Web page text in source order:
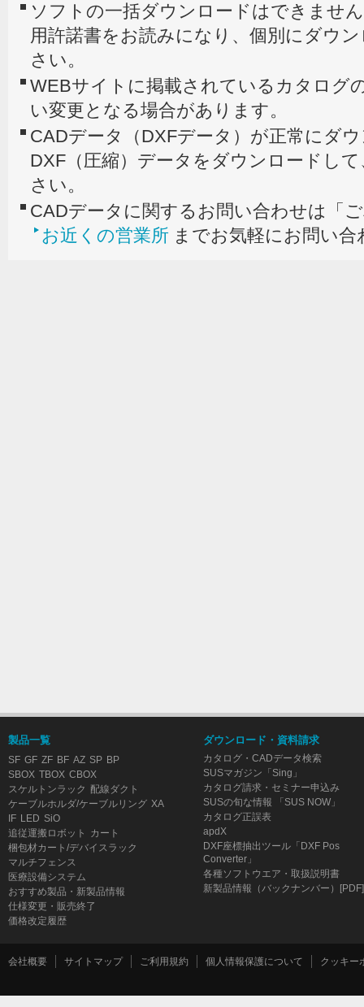
ソフトの一括ダウンロードはできませ
用許諾書をお読みになり、個別にダウ
さい。
WEBサイトに掲載されているカタログ
い変更となる場合があります。
CADデータ（DXFデータ）が正常にダ
DXF（圧縮）データをダウンロードし
さい。
CADデータに関するお問い合わせは「
お近くの営業所 までお気軽にお問い
製品一覧
SF GF ZF BF AZ SP BP
SBOX TBOX CBOX
スケルトンラック 配線ダクト
ケーブルホルダ/ケーブルリング XA
IF LED SiO
追従運搬ロボット
カート
梱包材カート/デバイスラック
マルチフェンス
医療設備システム
おすすめ製品・新製品情報
仕様変更・販売終了
価格改定履歴
ダウンロード・資料請求
カタログ・CADデータ検索
SUSマガジン「Sing」
カタログ請求・セミナー申込み
SUSの旬な情報 「SUS NOW」
カタログ正誤表
apdX
DXF座標抽出ツール「DXF Pos
Converter」
各種ソフトウエア・取扱説明書
新製品情報（バックナンバー）[PDF]
会社概要 サイトマップ ご利用規約 個人情報保護について クッキー